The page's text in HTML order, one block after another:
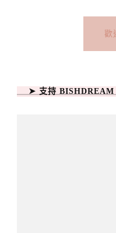
歡
➤ 支持 BISHDREAM